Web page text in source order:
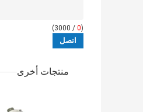
(
0
/ 3000)
منتجات أخرى